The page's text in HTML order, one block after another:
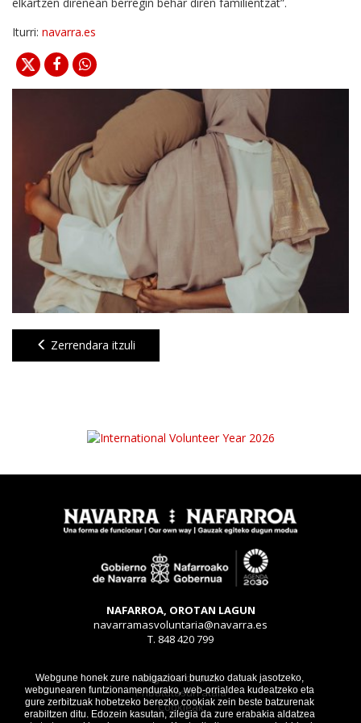
Webgune honek zure nabigazioari buruzko datuak jasotzeko,
webgunearen funtzionamendurako, web-orrialdea kudeatzeko eta
gure zerbitzuak hobetzeko berezko cookiak zein beste batzurenak
erabiltzen ditu. Edozein kasutan, zilegia da zure erabakia aldatzea
Iturri: navarra.es
Zerrendara itzuli
NAFARROA, OROTAN LAGUN
navarramasvoluntaria@navarra.es
T. 848 420 799
Legezko oharra
Pribatutasun atala
Cookieak